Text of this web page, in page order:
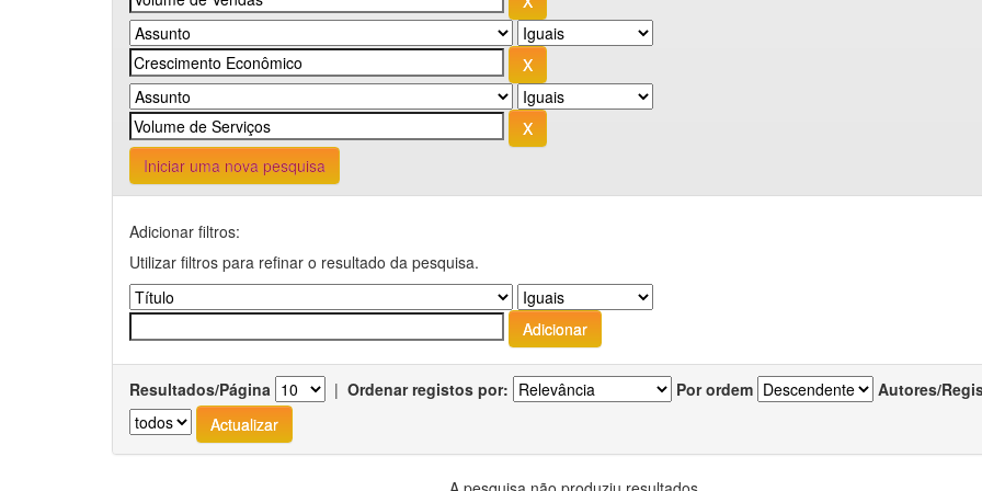
Iniciar uma nova pesquisa
Adicionar filtros:
Utilizar filtros para refinar o resultado da pesquisa.
Resultados/Página | Ordenar registos por: Por ordem Autores/